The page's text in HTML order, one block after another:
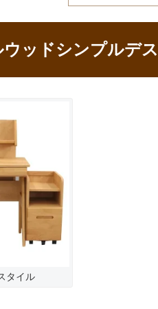
ッドシンプルデ
タイル